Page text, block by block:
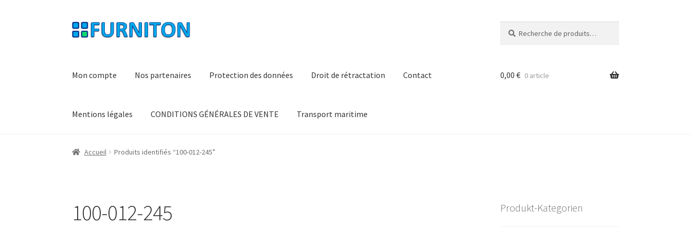
Aller
à
Aller
au
pour :
Mon compte Nos partenaires Protection des données Droit de rétractation Contact
Mentions légales CONDITIONS GÉNÉRALES DE VENTE Transport maritime
0,00 € 0 article
Accueil Produits identifiés “100-012-245”
100-012-245 Produkt-Kategorien